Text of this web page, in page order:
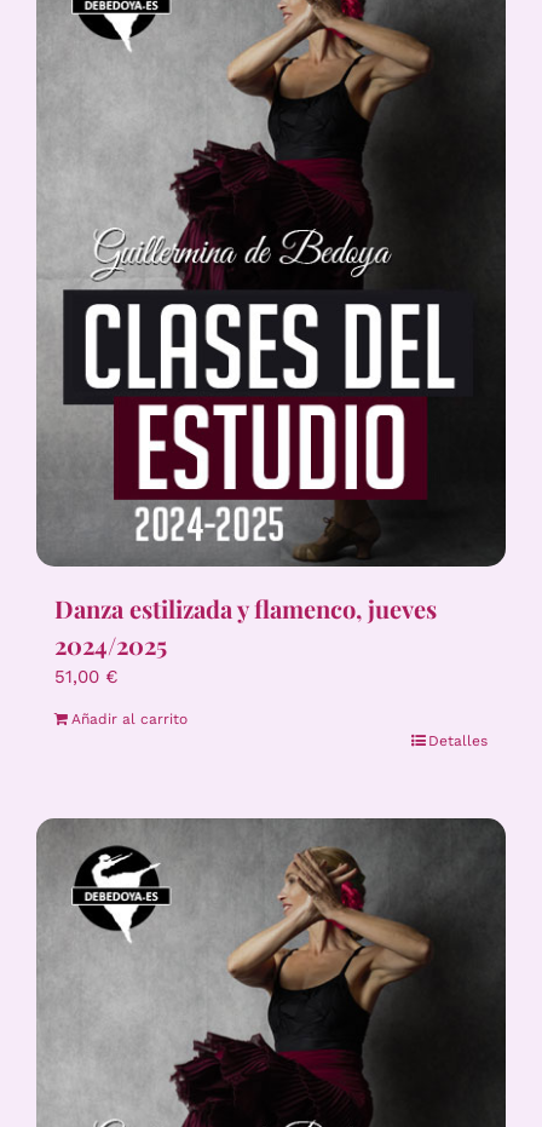
Danza estilizada y flamenco, jueves
2024/2025
51,00 €
Añadir al carrito
Detalles